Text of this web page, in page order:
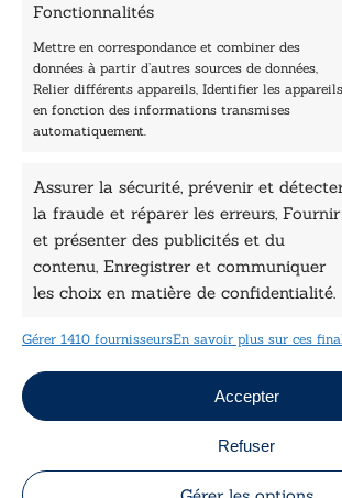
Fonctionnalités
Mettre en correspondance et combiner des
données à partir d’autres sources de données,
Relier différents appareils, Identifier les appareils
en fonction des informations transmises
automatiquement.
Assurer la sécurité, prévenir et
la fraude et réparer les erreurs, Fournir
et présenter des publicités et du
contenu, Enregistrer et communiquer
les choix en matière de confidentialité.
Gérer 1410 fournisseursEn savoir plus sur ces
Accepter
Refuser
Les Plumes du Lys Bleu
Prix sciences humaines et sociales
Nos collections
Nos auteurs
Catalogue
Sciences humaines
Pratique
Le Petit Lys
Données légales
Conditions Générales de vente
Politique de cookies
Mentions légales
Jeux concours
Copyright © 2026 Le Lys Bleu
réservés